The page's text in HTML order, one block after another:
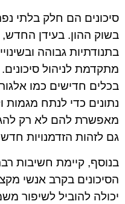
סיכונים הם חלק בלתי
בשוק ההון. בעידן החדש,
בתנודתיות גבוהה
מתקדמת לניהול
בכלים חדישים כמו
נתונים כדי לנתח מגמות
מאפשרת להם לא רק
גם לזהות הזדמנויות
בנוסף, קיימת חשיבות
הסיכונים בקרב אנשי
יכולה להוביל לשיפור